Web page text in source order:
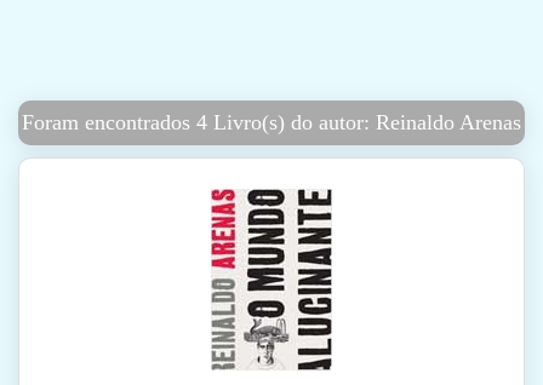
Foram encontrados 4 Livro(s) do autor: Reinaldo Arenas